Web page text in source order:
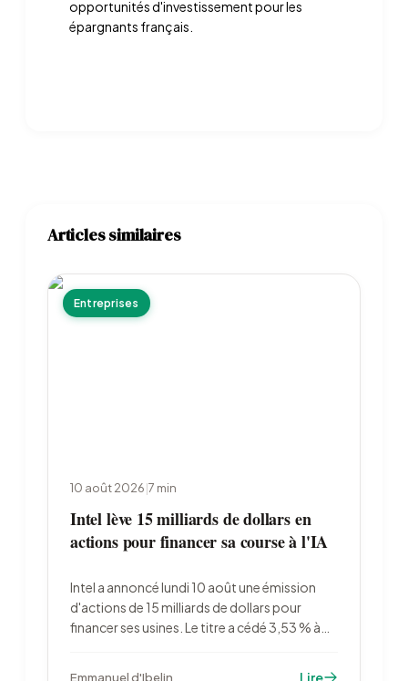
opportunités d'investissement pour les
épargnants français.
Articles similaires
Entreprises
10 août 2026|7 min
Intel lève 15 milliards de dollars en
actions pour financer sa course à l'IA
Intel a annoncé lundi 10 août une émission
d'actions de 15 milliards de dollars pour
financer ses usines. Le titre a cédé 3,53 % à
Emmanuel d'Ibelin Lire